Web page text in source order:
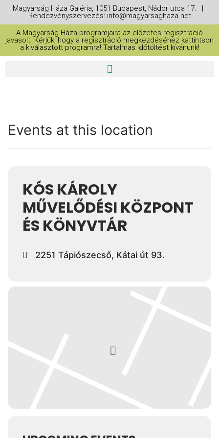
Magyarság Háza Galéria, 1051 Budapest, Nádor utca 17. |
Rendezvényszervezés: info@magyarsaghaza.net
A Magyarság Háza programjaira az előzetes regisztráció
javasolt. Kérjük, hogy a regisztráció megkezdéséhez kattintson
a kiválasztott programra! Tartalmas időtöltést kívánunk!
Events at this location
KÓS KÁROLY
MŰVELŐDÉSI KÖZPONT
ÉS KÖNYVTÁR
2251 Tápiószecső, Kátai út 93.